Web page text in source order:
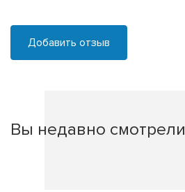
Добавить отзыв
Вы недавно смотрели